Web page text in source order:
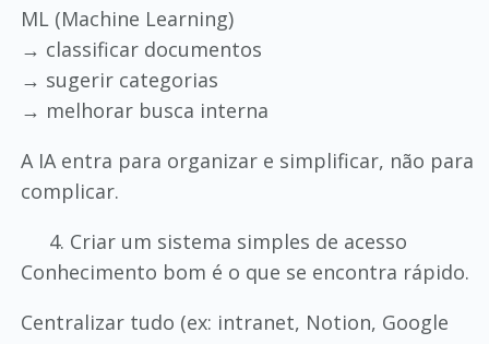
ML (Machine Learning)
→ classificar documentos
→ sugerir categorias
→ melhorar busca interna
A IA entra para organizar e simplificar, não para
complicar.
Criar um sistema simples de acesso
Conhecimento bom é o que se encontra rápido.
Centralizar tudo (ex: intranet, Notion, Google